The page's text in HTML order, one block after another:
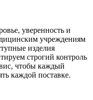
уверенность и
учреждениям
изделия
строгий контроль
чтобы каждый
каждой поставке.